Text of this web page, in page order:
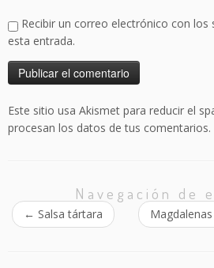
Recibir un correo electrónico con
esta entrada.
Este sitio usa Akismet para reducir el
procesan los datos de tus comentarios.
Navegación de
← Salsa tártara